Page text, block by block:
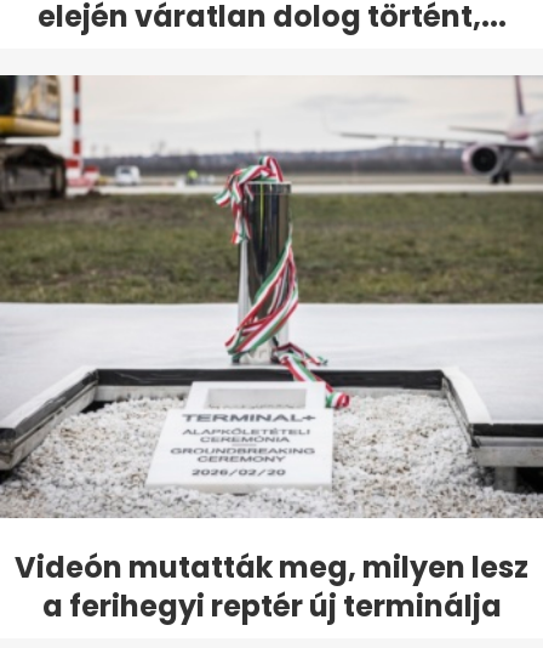
elején váratlan dolog történt,...
Videón mutatták meg, milyen lesz
a ferihegyi reptér új terminálja